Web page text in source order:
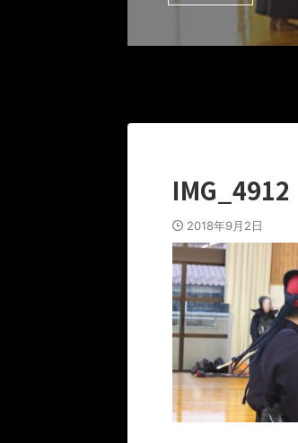
IMG_4912
2018年9月2日